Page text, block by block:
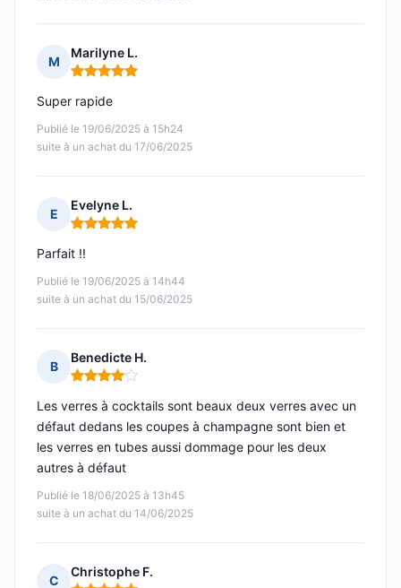
M
Marilyne L.
Note : 5 sur 5
Publié le 19/06/2025 à 15h24
suite à un achat du 17/06/2025
Super rapide
E
Evelyne L.
Note : 5 sur 5
Publié le 19/06/2025 à 14h44
suite à un achat du 15/06/2025
Parfait !!
B
Benedicte H.
Note : 4 sur 5
Publié le 18/06/2025 à 13h45
suite à un achat du 14/06/2025
Les verres à cocktails sont beaux deux verres avec un
défaut dedans les coupes à champagne sont bien et
les verres en tubes aussi dommage pour les deux
autres à défaut
C
Christophe F.